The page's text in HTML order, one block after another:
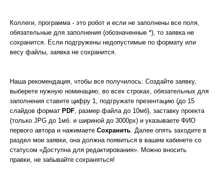
Коллеги, программа - это робот и если не заполнены все поля,
обязательные для заполнения (обозначенные *), то заявка не
сохранится. Если подгружены недопустимые по формату или
весу файлы, заявка не сохранится.
Наша рекомендация, чтобы все получилось: Создайте заявку,
выберете нужную номинацию, во всех строках, обязательных для
заполнения ставите цифру 1, подгружате презентацию (до 15
слайдов формат PDF , размер файла до 10мб), заставку проекта
(только JPG до 1мб. и шириной до 3000px) и указываете ФИО
первого автора и нажимаете Сохранить . Далее опять заходите в
раздел мои заявки, она должна появиться в вашем кабинете со
статусом «Доступна для редактирования». Можно вносить
правки, не забывайте сохраняться!